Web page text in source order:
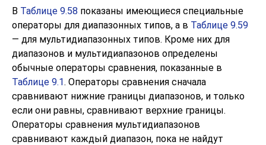
В Таблице 9.58 показаны имеющиеся специальные
операторы для диапазонных типов, а в Таблице 9.59
— для мультидиапазонных типов. Кроме них для
диапазонов и мультидиапазонов определены
обычные операторы сравнения, показанные в
Таблице 9.1. Операторы сравнения сначала
сравнивают нижние границы диапазонов, и только
если они равны, сравнивают верхние границы.
Операторы сравнения мультидиапазонов
сравнивают каждый диапазон, пока не найдут